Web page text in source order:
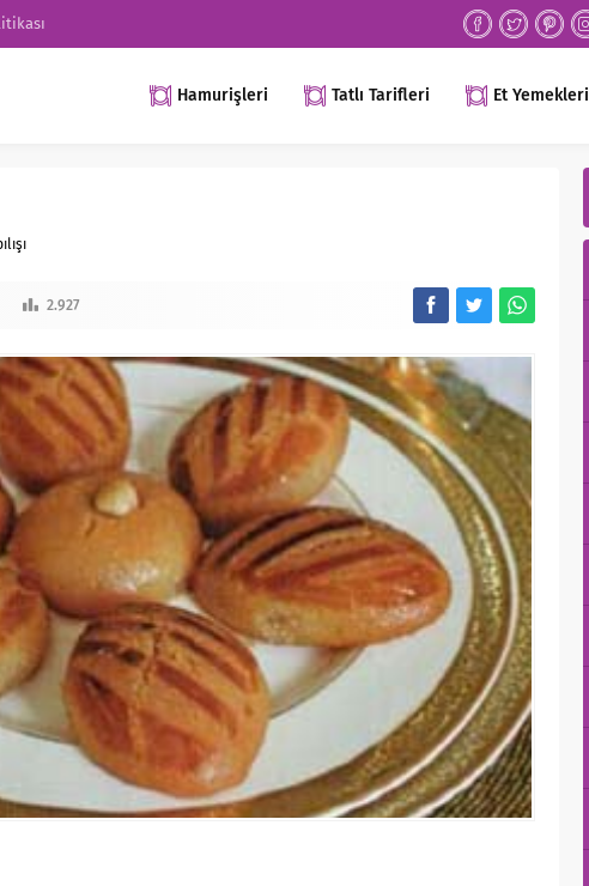
Hamurişleri Tatlı Tarifleri Et Yemekleri
2.927